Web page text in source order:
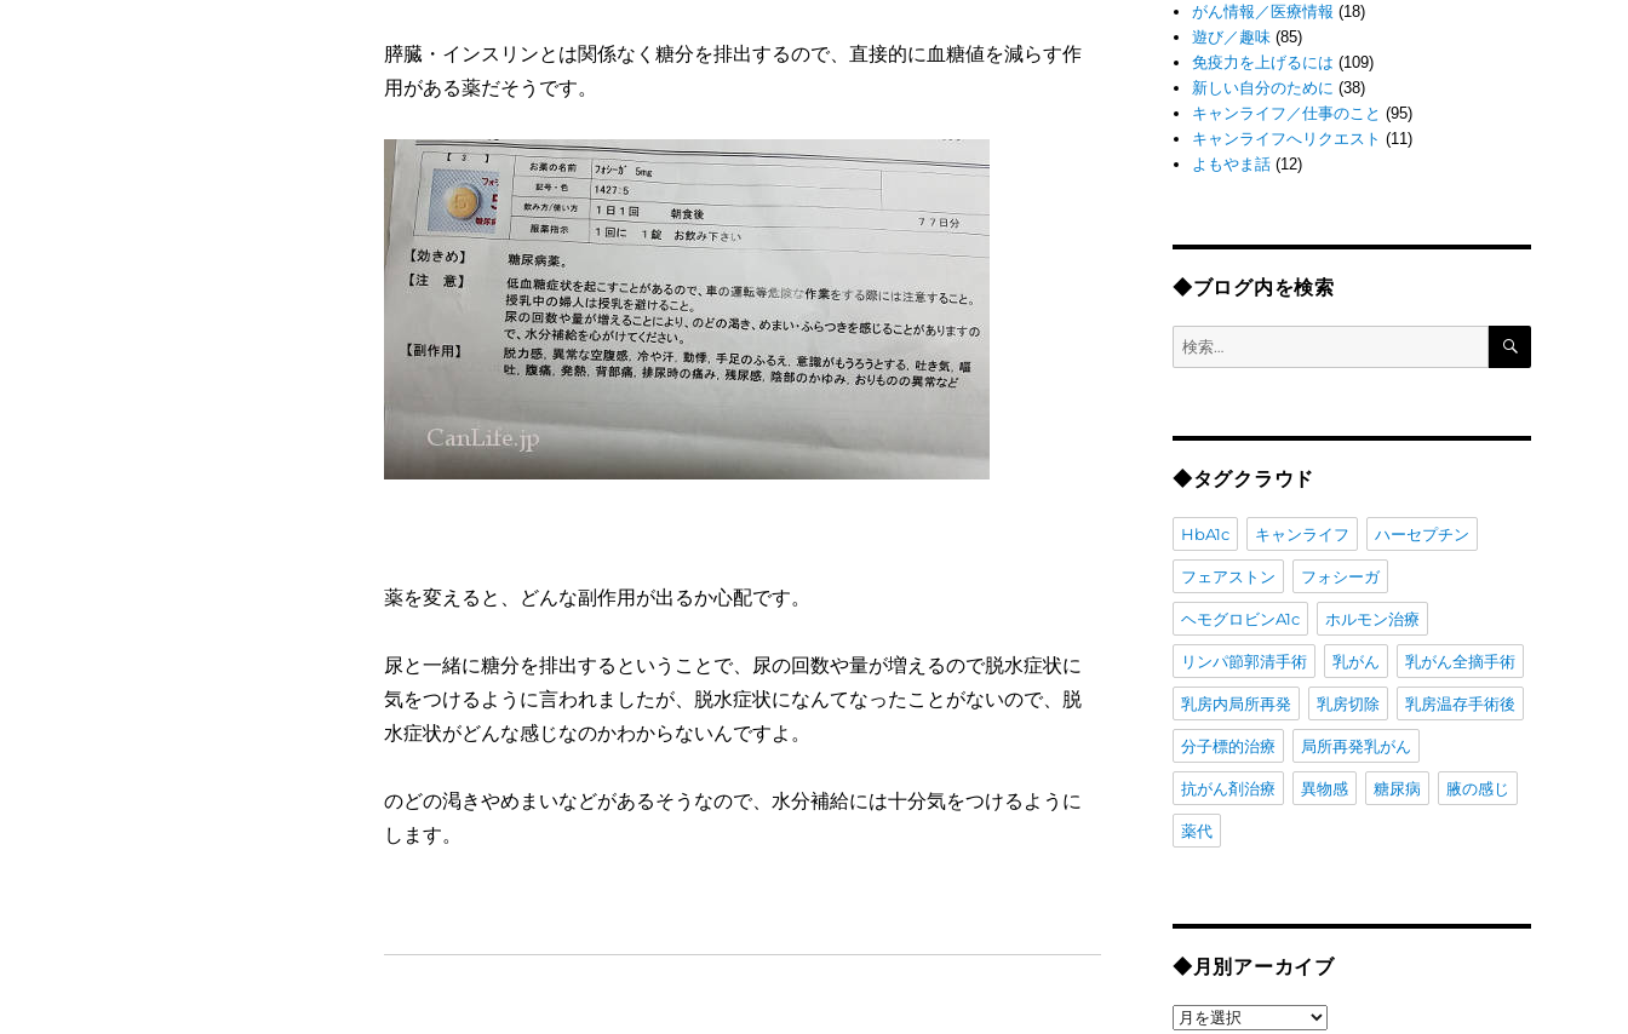
膵臓・インスリンとは関係なく糖分を排出するので、直接的に血糖値を減らす作
用がある薬だそうです。
薬を変えると、どんな副作用が出るか心配です。
尿と一緒に糖分を排出するということで、尿の回数や量が増えるので脱水症状に
気をつけるように言われましたが、脱水症状になんてなったことがないので、脱
水症状がどんな感じなのかわからないんですよ。
のどの渇きやめまいなどがあるそうなので、水分補給には十分気をつけるように
します。
がん情報／医療情報 (18)
遊び／趣味 (85)
免疫力を上げるには (109)
新しい自分のために (38)
キャンライフ／仕事のこと (95)
キャンライフへリクエスト (11)
よもやま話 (12)
◆ブログ内を検索
検
検
◆タグクラウド
HbA1c キャンライフ ハーセプチン
フェアストン フォシーガ
ヘモグロビンA1c ホルモン治療
リンパ節郭清手術 乳がん 乳がん全摘手術
乳房内局所再発 乳房切除 乳房温存手術後
分子標的治療 局所再発乳がん
抗がん剤治療 異物感 糖尿病 腋の感じ
薬代
◆月別アーカイブ
◆